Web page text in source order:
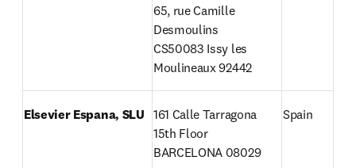
65, rue Camille
Desmoulins
CS50083 Issy les
Moulineaux 92442
Elsevier Espana, SLU 161 Calle Tarragona
15th Floor
BARCELONA 08029
Spain